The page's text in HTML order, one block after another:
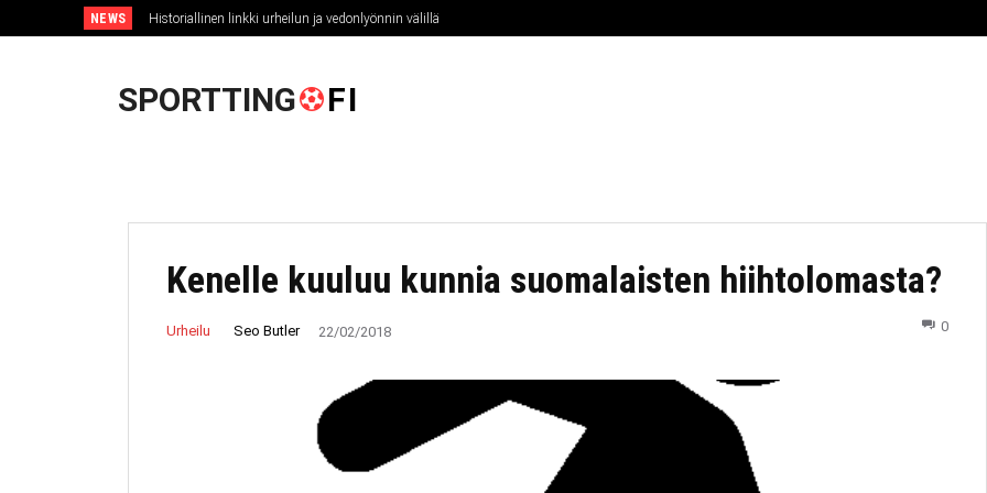
NEWS Historiallinen linkki urheilun ja vedonlyönnin välillä
SPORTTING FI
Kenelle kuuluu kunnia suomalaisten hiihtolomasta?
Urheilu Seo Butler 22/02/2018 0